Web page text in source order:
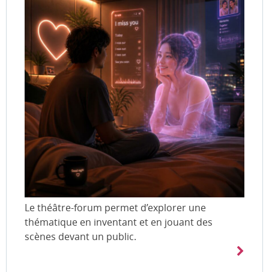
Le théâtre-forum permet d’explorer une
thématique en inventant et en jouant des
scènes devant un public.